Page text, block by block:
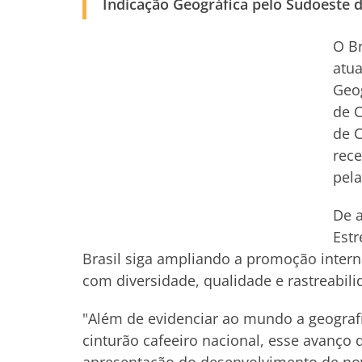
Indicação Geográfica pelo Sudoeste
O
de
de
De
Brasil siga ampliando a promoção
com diversidade, qualidade e
"Além de evidenciar ao mundo a
cinturão cafeeiro nacional, esse